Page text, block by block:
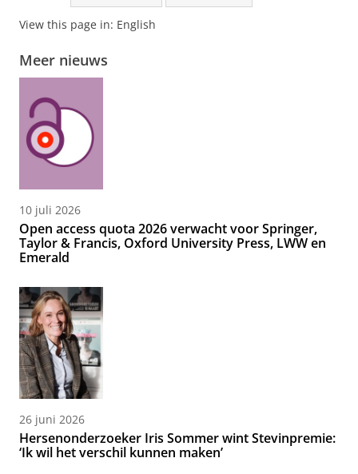
View this page in: English
Meer nieuws
10 juli 2026
Open access quota 2026 verwacht voor Springer,
Taylor & Francis, Oxford University Press, LWW en
Emerald
26 juni 2026
Hersenonderzoeker Iris Sommer wint Stevinpremie:
‘Ik wil het verschil kunnen maken’